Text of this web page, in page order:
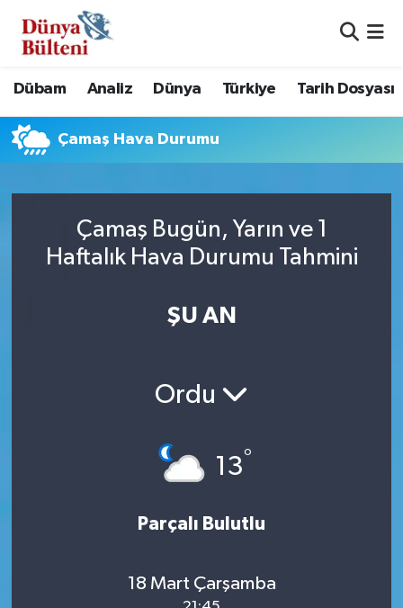
Dübam Analiz Dünya Türkiye Tarih Dosyası
Çamaş Hava Durumu
Çamaş Bugün, Yarın ve 1
Haftalık Hava Durumu Tahmini
ŞU AN
Ordu
13°
Parçalı Bulutlu
18 Mart Çarşamba
Hava Durumu
Namaz Vakitleri
Süper Lig Puan Durumu ve Fikstür